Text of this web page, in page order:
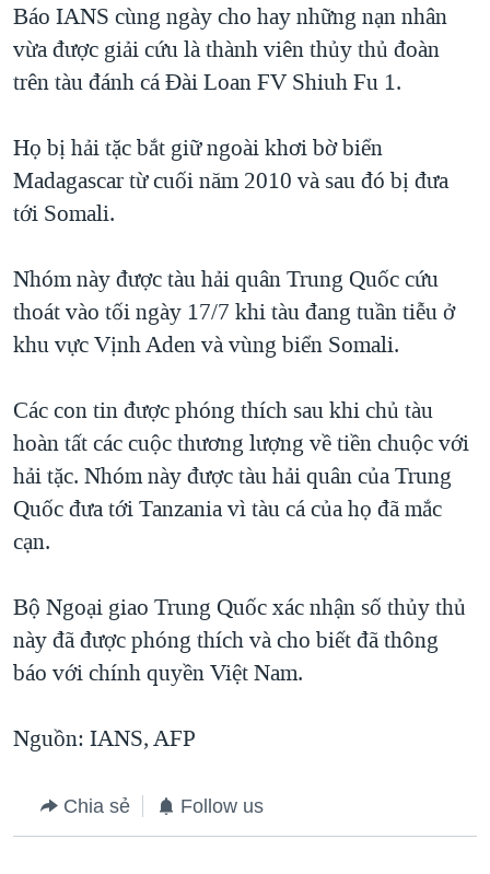
NGƯ DÂN VIỆT VÀ LÀN SÓNG TRỘM HẢI SÂM
BÊN KIA QUỐC LỘ: TIẾNG VỌNG TỪ NÔNG THÔN MỸ
Báo IANS cùng ngày cho hay những nạn nhân
vừa được giải cứu là thành viên thủy thủ đoàn
trên tàu đánh cá Đài Loan FV Shiuh Fu 1.
Họ bị hải tặc bắt giữ ngoài khơi bờ biển
Madagascar từ cuối năm 2010 và sau đó bị đưa
tới Somali.
Nhóm này được tàu hải quân Trung Quốc cứu
thoát vào tối ngày 17/7 khi tàu đang tuần tiễu ở
khu vực Vịnh Aden và vùng biển Somali.
Các con tin được phóng thích sau khi chủ tàu
hoàn tất các cuộc thương lượng về tiền chuộc với
hải tặc. Nhóm này được tàu hải quân của Trung
Quốc đưa tới Tanzania vì tàu cá của họ đã mắc
cạn.
Bộ Ngoại giao Trung Quốc xác nhận số thủy thủ
này đã được phóng thích và cho biết đã thông
báo với chính quyền Việt Nam.
Nguồn: IANS, AFP
Chia sẻ Follow us